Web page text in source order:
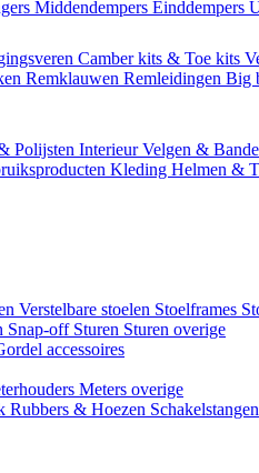
Middendempers Einddempers
Camber kits & Toe kits
Remklauwen Remleidingen Big
Polijsten InterieurVelgen &
Kleding Helmen &
Verstelbare stoelen Stoelframes
Snap-off Sturen Sturen overige
accessoires
Meters overige
Rubbers & Hoezen Schakelstangen